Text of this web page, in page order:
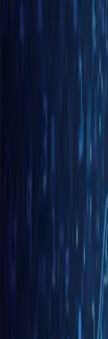
OpenAI
modeli
wydanie
nowych modeli AI,
tygodniach, co
rozwoju firmy.
przełożone, aby